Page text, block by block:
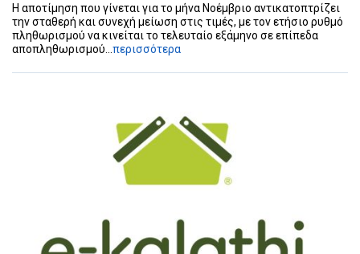
Η αποτίμηση που γίνεται για το μήνα Νοέμβριο αντικατοπτρίζει
την σταθερή και συνεχή μείωση στις τιμές, με τον ετήσιο ρυθμό
πληθωρισμού να κινείται το τελευταίο εξάμηνο σε επίπεδα
αποπληθωρισμού... περισσότερα